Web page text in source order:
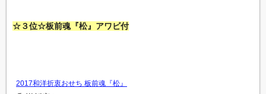
☆３位☆板前魂『松』アワビ付
2017和洋折衷おせち 板前魂『松』